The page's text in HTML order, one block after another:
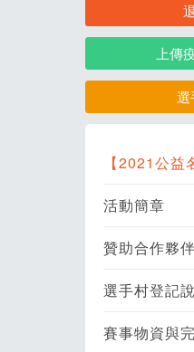
上傳
選
【2021公
活動簡章
贊助合作夥伴
選手村登記
賽事物資與